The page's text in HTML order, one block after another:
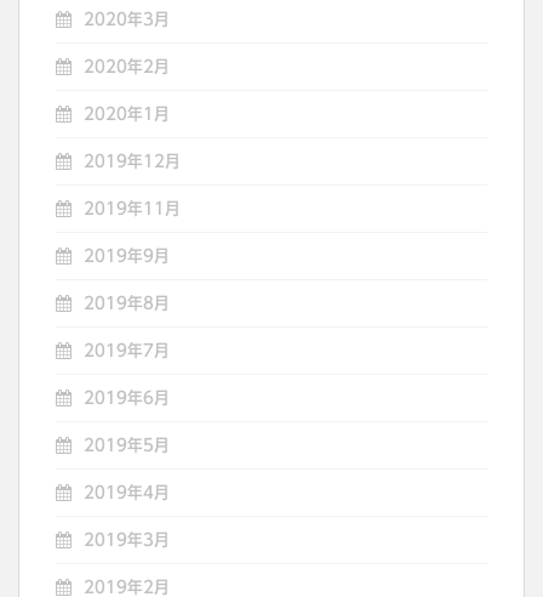
2020年3月
2020年2月
2020年1月
2019年12月
2019年11月
2019年9月
2019年8月
2019年7月
2019年6月
2019年5月
2019年4月
2019年3月
2019年2月